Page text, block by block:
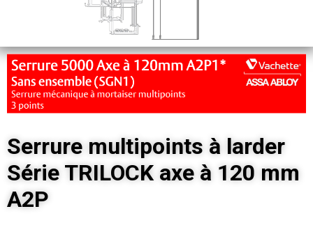
Serrure multipoints à larder
Série TRILOCK axe à 120 mm
A2P